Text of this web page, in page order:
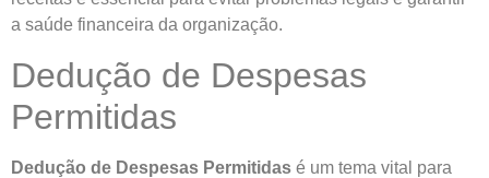
a saúde financeira da organização.
Dedução de Despesas
Permitidas
Dedução de Despesas Permitidas é um tema vital para